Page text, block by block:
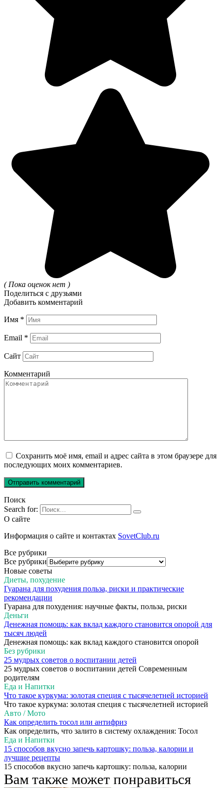
( Пока оценок нет )
Поделиться с друзьями
Добавить комментарий
Имя *
Email *
Сайт
Комментарий
Сохранить моё имя, email и адрес сайта в этом браузере для
последующих моих комментариев.
Поиск
Search for:
О сайте
Информация о сайте и контактах SovetClub.ru
Все рубрики
Все рубрики
Новые советы
Диеты, похудение
Гуарана для похудения польза, риски и практические
рекомендации
Гуарана для похудения: научные факты, польза, риски
Деньги
Денежная помощь: как вклад каждого становится опорой для
тысяч людей
Денежная помощь: как вклад каждого становится опорой
Без рубрики
25 мудрых советов о воспитании детей
25 мудрых советов о воспитании детей Современным
родителям
Еда и Напитки
Что такое куркума: золотая специя с тысячелетней историей
Что такое куркума: золотая специя с тысячелетней историей
Авто / Мото
Как определить тосол или антифриз
Как определить, что залито в систему охлаждения: Тосол
Еда и Напитки
15 способов вкусно запечь картошку: польза, калории и
лучшие рецепты
15 способов вкусно запечь картошку: польза, калории
Вам также может понравиться